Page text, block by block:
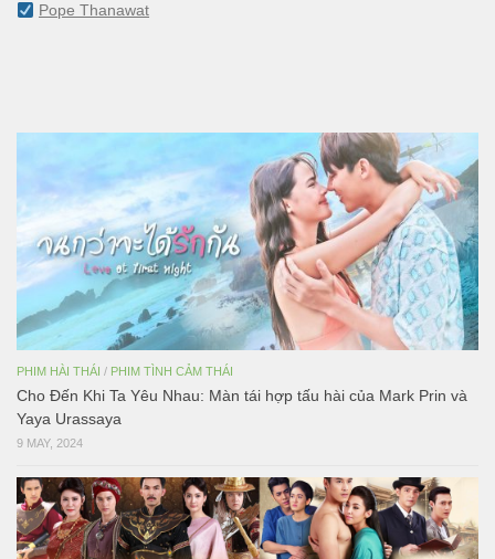
Pope Thanawat
PHIM HÀI THÁI / PHIM TÌNH CẢM THÁI
Cho Đến Khi Ta Yêu Nhau: Màn tái hợp tấu hài của Mark Prin và
Yaya Urassaya
9 MAY, 2024